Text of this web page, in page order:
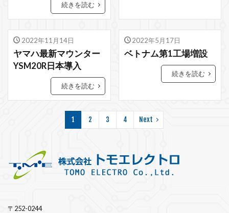
続きを読む
2022年11月14日
ヤマハ最新マウンター
YSM20R日本導入
続きを読む
2022年5月17日
ベトナム第1工場増設
続きを読む
1 2 3 4 Next
〒252-0244